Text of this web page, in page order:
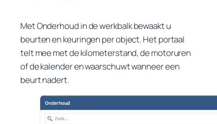
MetOnderhoud in de werkbalk bewaakt u
beurten en keuringen per object. Het portaal
telt mee met de kilometerstand, de motoruren
of de kalender en waarschuwt wanneer een
beurt nadert.